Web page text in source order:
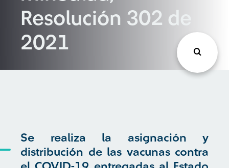
Resolución 302 de
2021
Se realiza la asignación y
distribución de las vacunas contra